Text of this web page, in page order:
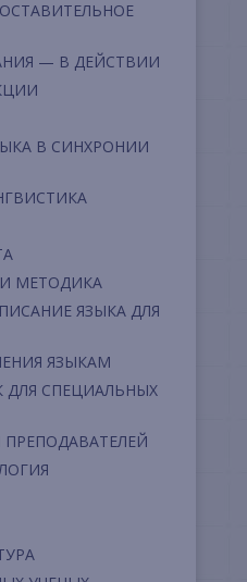
— В ДЕЙСТВИИ
В СИНХРОНИИ
МЕТОДИКА
ЯЗЫКА ДЛЯ
ЯЗЫКАМ
ДЛЯ СПЕЦИАЛЬНЫХ